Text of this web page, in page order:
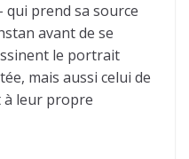
qui prend sa source
avant de se
le portrait
mais aussi celui de
à leur propre